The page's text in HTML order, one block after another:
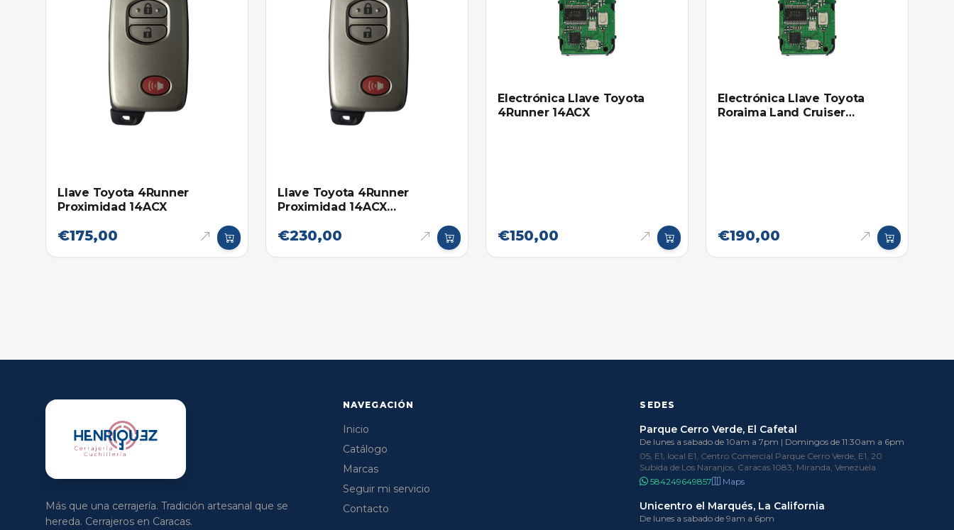
Llave Toyota 4Runner
Proximidad 14ACX
€175,00
Llave Toyota 4Runner
Proximidad 14ACX
€230,00
Electrónica Llave Toyota
4Runner 14ACX
€150,00
Electrónica Llave Toyota
Roraima Land Cruiser
€190,00
Más que una cerrajería. Tradición artesanal que se
hereda. Cerrajeros en Caracas.
NAVEGACIÓN
Inicio
Catálogo
Marcas
Seguir mi servicio
Contacto
SEDES
Parque Cerro Verde, El Cafetal
De lunes a sabado de 10am a 7pm | Domingos de 11:30am a 6pm
05, E1, local E1, Centro Comercial Parque Cerro Verde, E1, 20
Subida de Los Naranjos, Caracas 1083, Miranda, Venezuela
584249649857
Maps
Unicentro el Marqués, La California
De lunes a sabado de 9am a 6pm